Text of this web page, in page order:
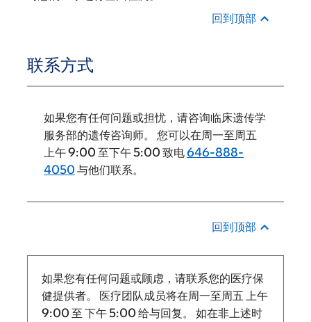
回到顶部
联系方式
如果您有任何问题或担忧，请咨询临床遗传学
服务部的遗传咨询师。 您可以在周一至周五
上午 9:00 至下午 5:00 致电646-888-
4050 与他们联系。
回到顶部
如果您有任何问题或顾虑，请联系您的医疗保
健提供者。 医疗团队成员将在周一至周五 上午
9:00 至 下午 5:00 给与回复。
如在非上述时